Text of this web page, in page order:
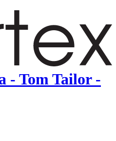
- Tom Tailor -